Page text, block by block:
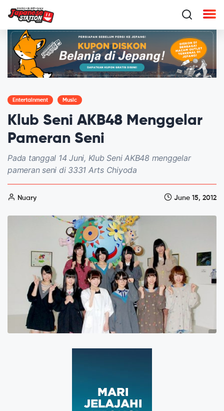
Entertainment Music
Klub Seni AKB48 Menggelar
Pameran Seni
Pada tanggal 14 Juni, Klub Seni AKB48 menggelar
pameran seni di 3331 Arts Chiyoda
Nuary June 15, 2012